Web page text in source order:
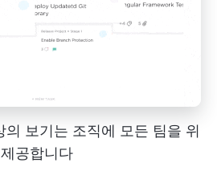
보기는 조직에 모든 팀을 위
공합니다